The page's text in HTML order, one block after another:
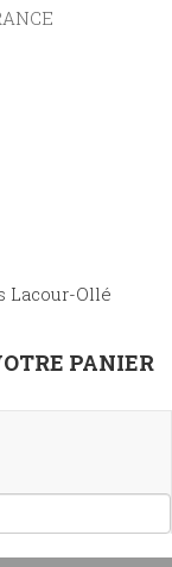
Lacour-Ollé
PANIER